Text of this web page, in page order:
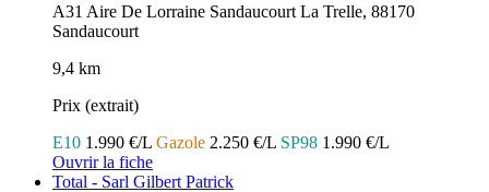
A31 Aire De Lorraine Sandaucourt La Trelle, 88170
Sandaucourt
9,4 km
Prix (extrait)
E10 1.990 €/L Gazole 2.250 €/L SP98 1.990 €/L
Ouvrir la fiche
Total - Sarl Gilbert Patrick